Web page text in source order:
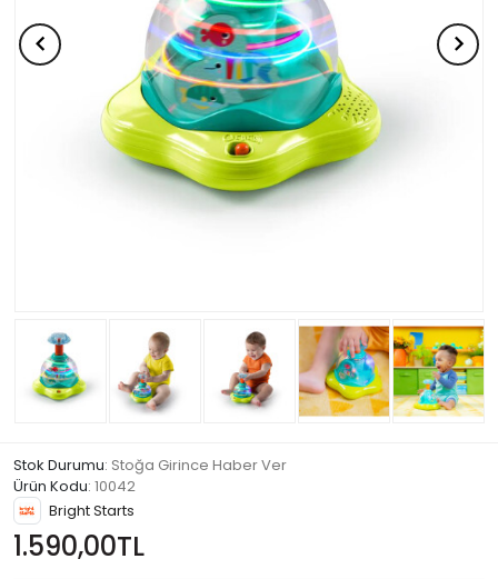
Stok Durumu: Stoğa Girince Haber Ver
Ürün Kodu: 10042
Bright Starts
1.590,00TL